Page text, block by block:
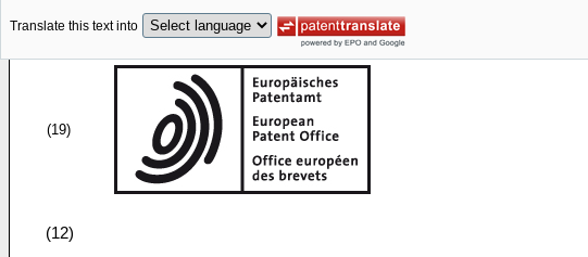
Translate this text into
(19)
(12)